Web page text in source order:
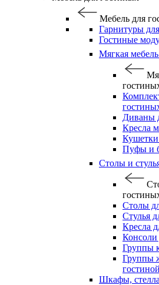
Мебель для
Гарнитуры
Гостиные
Мягкая
Диваны
Кресла
Пуфы и
Столы и
Столы
Стулья
Кресла
Консоли
Группы
Группы
гостиной
Шкафы,